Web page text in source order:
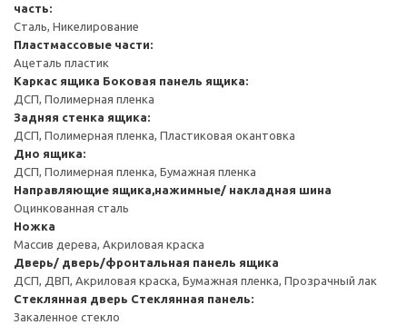
часть:
Сталь, Никелирование
Пластмассовые части:
Ацеталь пластик
Каркас ящика Боковая панель ящика:
ДСП, Полимерная пленка
Задняя стенка ящика:
ДСП, Полимерная пленка, Пластиковая окантовка
Дно ящика:
ДСП, Полимерная пленка, Бумажная пленка
Направляющие ящика,нажимные/ накладная шина
Оцинкованная сталь
Ножка
Массив дерева, Акриловая краска
Дверь/ дверь/фронтальная панель ящика
ДСП, ДВП, Акриловая краска, Бумажная пленка, Прозрачный лак
Стеклянная дверь Стеклянная панель:
Закаленное стекло